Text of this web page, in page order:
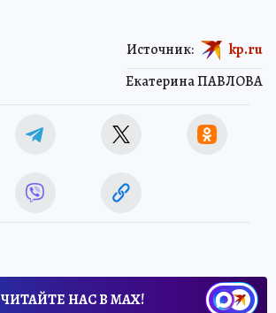
Екатерина ПАВЛОВА
Источник: kp.ru
ЧИТАЙТЕ НАС В МАХ!